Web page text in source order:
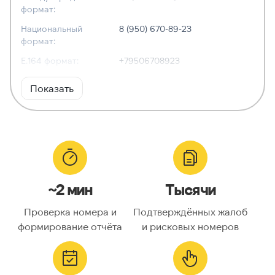
формат:
Национальный
формат:
8 (950) 670-89-23
E.164 формат:
+79506708923
RFC3966
формат:
Тип номера:
Оператор связи:
Национальный
9506708923
Код страны:
ГЕОЛОКАЦИЯ
Показать
~2 мин
Проверка номера и
формирование отчёта
Тысячи
Подтверждённых жалоб
и рисковых номеров